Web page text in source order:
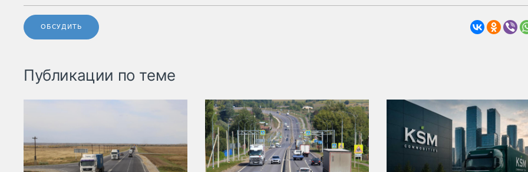
ОБСУДИТЬ
Публикации по теме